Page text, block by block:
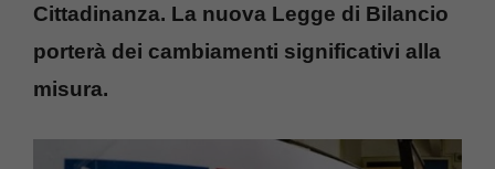
Cittadinanza. La nuova Legge di Bilancio
porterà dei cambiamenti significativi alla
misura.